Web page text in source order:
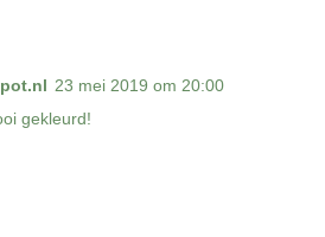
23 mei 2019 om 20:00
gekleurd!